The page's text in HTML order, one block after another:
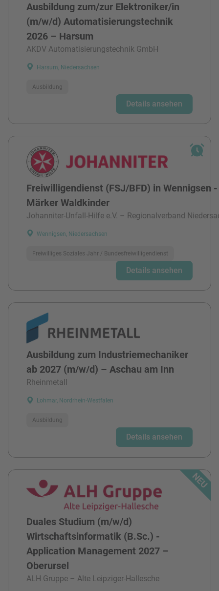
Ausbildung zum/zur Elektroniker/in
(m/w/d) Automatisierungstechnik
2026 – Harsum
AKDV Automatisierungstechnik GmbH
Harsum, Niedersachsen
Ausbildung
Details ansehen
Freiwilligendienst (FSJ/BFD) in Wennigsen
Märker Waldkinder
Johanniter-Unfall-Hilfe e.V. – Regionalverband
Wennigsen, Niedersachsen
Freiwilliges Soziales Jahr / Bundesfreiwilligendienst
Details ansehen
Ausbildung zum Industriemechaniker
ab 2027 (m/w/d) – Aschau am Inn
Rheinmetall
Lohmar, Nordrhein-Westfalen
Ausbildung
Details ansehen
Duales Studium (m/w/d)
Wirtschaftsinformatik (B.Sc.) -
Application Management 2027 –
Oberursel
ALH Gruppe – Alte Leipziger-Hallesche